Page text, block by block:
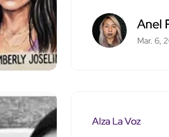
Anel
Mar. 6,
Alza La Voz